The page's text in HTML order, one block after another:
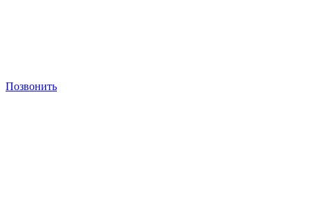
Позвонить